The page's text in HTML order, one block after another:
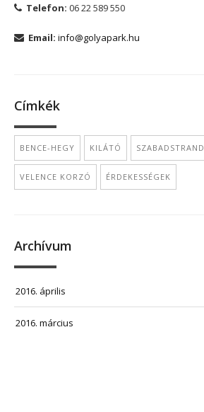
Telefon: 06 22 589 550
Email: info@golyapark.hu
Címkék
BENCE-HEGY KILÁTÓ SZABADSTRAND
VELENCE KORZÓ ÉRDEKESSÉGEK
Archívum
2016. április
2016. március